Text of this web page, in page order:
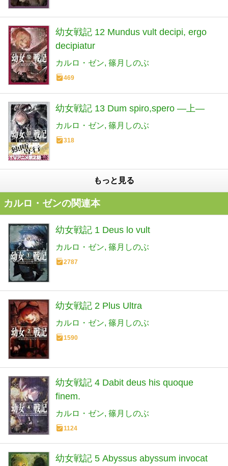
幼女戦記 12 Mundus vult decipi, ergo
decipiatur
カルロ・ゼン 篠月しのぶ
469
幼女戦記 13 Dum spiro,spero ―上―
カルロ・ゼン 篠月しのぶ
318
もっと見る
カルロ・ゼンの関連本
幼女戦記 1 Deus lo vult
カルロ・ゼン 篠月しのぶ
2787
幼女戦記 2 Plus Ultra
カルロ・ゼン 篠月しのぶ
1590
幼女戦記 4 Dabit deus his quoque
finem.
カルロ・ゼン 篠月しのぶ
1124
幼女戦記 5 Abyssus abyssum invocat